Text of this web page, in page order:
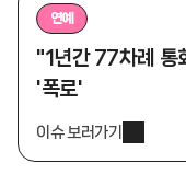
연예
"1년간 77차례 통
'폭로'
이슈 보러가기